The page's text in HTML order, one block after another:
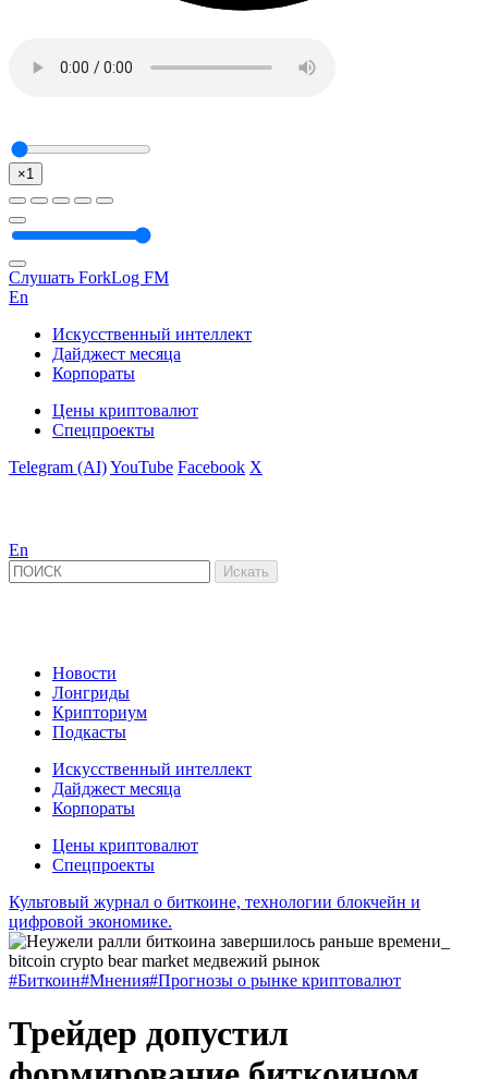
×1
Слушать ForkLog FM
En
Искусственный интеллект
Дайджест месяца
Корпораты
Цены криптовалют
Спецпроекты
Telegram (AI)YouTube Facebook X
En
Новости
Лонгриды
Крипториум
Подкасты
Искусственный интеллект
Дайджест месяца
Корпораты
Цены криптовалют
Спецпроекты
Культовый журнал о биткоине, технологии блокчейн и
цифровой экономике.
#Биткоин#Мнения#Прогнозы о рынке криптовалют
Трейдер допустил